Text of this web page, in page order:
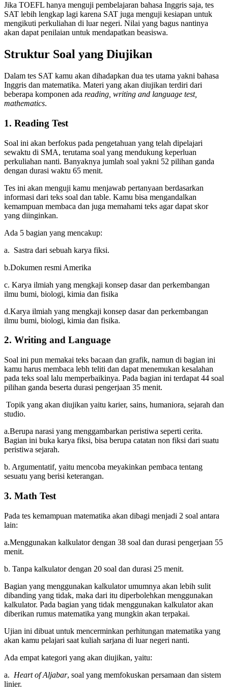
Jika TOEFL hanya menguji pembelajaran bahasa Inggris saja, tes
SAT lebih lengkap lagi karena SAT juga menguji kesiapan untuk
mengikuti perkuliahan di luar negeri. Nilai yang bagus nantinya
akan dapat penilaian untuk mendapatkan beasiswa.
Struktur Soal yang Diujikan
Dalam tes SAT kamu akan dihadapkan dua tes utama yakni bahasa
Inggris dan matematika. Materi yang akan diujikan terdiri dari
beberapa komponen ada reading, writing and language test,
mathematics.
1. Reading Test
Soal ini akan berfokus pada pengetahuan yang telah dipelajari
sewaktu di SMA, terutama soal yang mendukung keperluan
perkuliahan nanti. Banyaknya jumlah soal yakni 52 pilihan ganda
dengan durasi waktu 65 menit.
Tes ini akan menguji kamu menjawab pertanyaan berdasarkan
informasi dari teks soal dan table. Kamu bisa mengandalkan
kemampuan membaca dan juga memahami teks agar dapat skor
yang diinginkan.
Ada 5 bagian yang mencakup:
a. Sastra dari sebuah karya fiksi.
b.Dokumen resmi Amerika
c. Karya ilmiah yang mengkaji konsep dasar dan perkembangan
ilmu bumi, biologi, kimia dan fisika
d.Karya ilmiah yang mengkaji konsep dasar dan perkembangan
ilmu bumi, biologi, kimia dan fisika.
2. Writing and Language
Soal ini pun memakai teks bacaan dan grafik, namun di bagian ini
kamu harus membaca lebh teliti dan dapat menemukan kesalahan
pada teks soal lalu memperbaikinya. Pada bagian ini terdapat 44 soal
pilihan ganda beserta durasi pengerjaan 35 menit.
Topik yang akan diujikan yaitu karier, sains, humaniora, sejarah dan
studio.
a.Berupa narasi yang menggambarkan peristiwa seperti cerita.
Bagian ini buka karya fiksi, bisa berupa catatan non fiksi dari suatu
peristiwa sejarah.
b. Argumentatif, yaitu mencoba meyakinkan pembaca tentang
sesuatu yang berisi keterangan.
3. Math Test
Pada tes kemampuan matematika akan dibagi menjadi 2 soal antara
lain:
a.Menggunakan kalkulator dengan 38 soal dan durasi pengerjaan 55
menit.
b. Tanpa kalkulator dengan 20 soal dan durasi 25 menit.
Bagian yang menggunakan kalkulator umumnya akan lebih sulit
dibanding yang tidak, maka dari itu diperbolehkan menggunakan
kalkulator. Pada bagian yang tidak menggunakan kalkulator akan
diberikan rumus matematika yang mungkin akan terpakai.
Ujian ini dibuat untuk mencerminkan perhitungan matematika yang
akan kamu pelajari saat kuliah sarjana di luar negeri nanti.
Ada empat kategori yang akan diujikan, yaitu:
a. Heart of Aljabar, soal yang memfokuskan persamaan dan sistem
linier.